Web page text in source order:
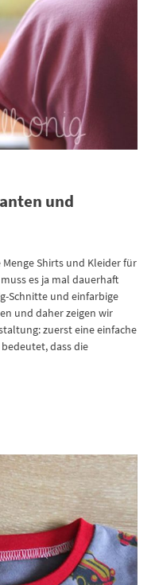
und
Shirts und Kleider für
es ja mal dauerhaft
Schnitte und einfarbige
und daher zeigen wir
zuerst eine einfache
dass die